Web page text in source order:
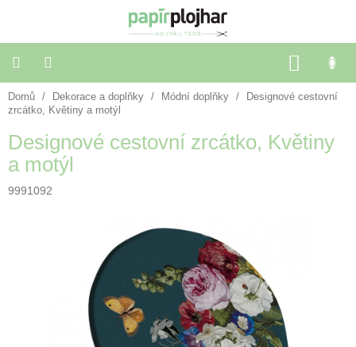
KOŠÍK
Balení
dárků
Dekorace
a
doplňky
Domů / Dekorace a doplňky / Módní doplňky /
Designové cestovní
zrcátko, Květiny a motýl
Designové cestovní zrcátko, Květiny
a motýl
9991092